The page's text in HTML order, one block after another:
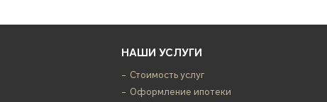
НАШИ УСЛУГИ
Стоимость услуг
Оформление ипотеки